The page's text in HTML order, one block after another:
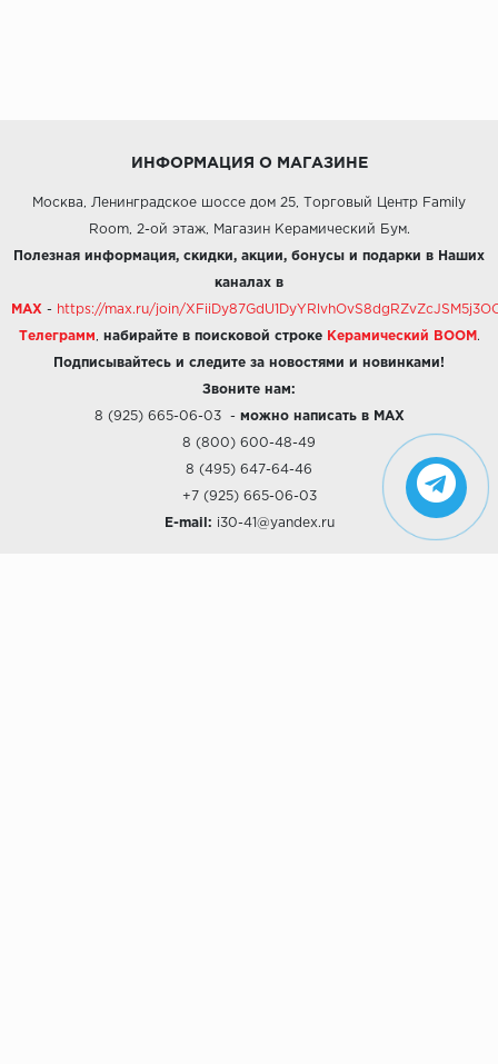
ИНФОРМАЦИЯ О МАГАЗИНЕ
Москва, Ленинградское шоссе дом 25, Торговый Центр Family
Room, 2-ой этаж, Магазин Керамический Бум.
Полезная информация, скидки, акции, бонусы и подарки в Наших
каналах в
MAX - https://max.ru/join/
Телеграмм набирайте в поисковой строке Керамический BOOM .
Подписывайтесь и следите за новостями и новинками!
Звоните нам:
8 (925) 665-06-03- можно написать в MAX
8 (800) 600-48-49
8 (495) 647-64-46
+7 (925) 665-06-03
E-mail: i30-41@yandex.ru